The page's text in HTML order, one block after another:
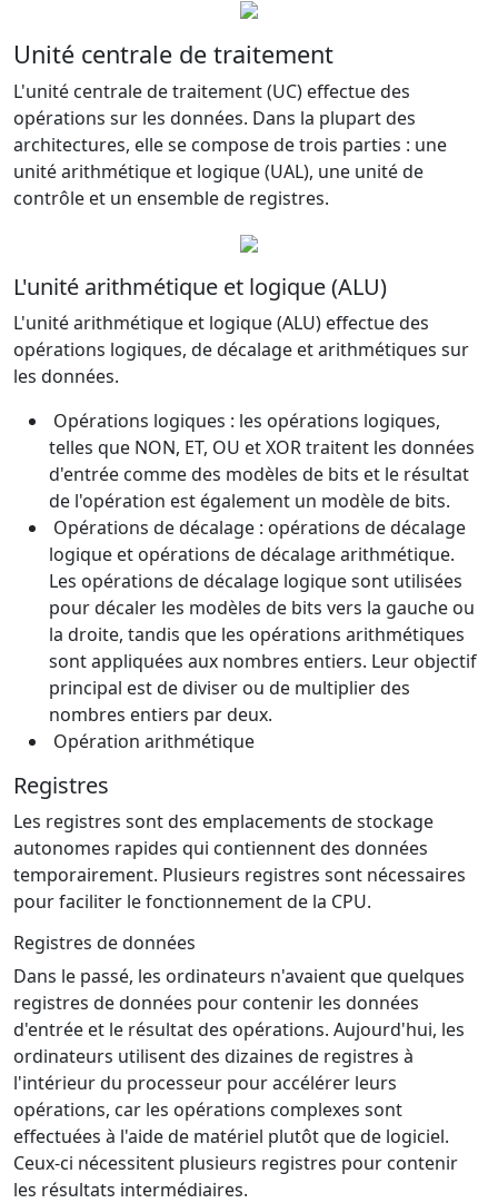
Unité centrale de traitement
L'unité centrale de traitement (UC) effectue des
opérations sur les données. Dans la plupart des
architectures, elle se compose de trois parties : une
unité arithmétique et logique (UAL), une unité de
contrôle et un ensemble de registres.
L'unité arithmétique et logique (ALU)
L'unité arithmétique et logique (ALU) effectue des
opérations logiques, de décalage et arithmétiques sur
les données.
Opérations logiques : les opérations logiques,
telles que NON, ET, OU et XOR traitent les données
d'entrée comme des modèles de bits et le résultat
de l'opération est également un modèle de bits.
Opérations de décalage : opérations de décalage
logique et opérations de décalage arithmétique.
Les opérations de décalage logique sont utilisées
pour décaler les modèles de bits vers la gauche ou
la droite, tandis que les opérations arithmétiques
sont appliquées aux nombres entiers. Leur objectif
principal est de diviser ou de multiplier des
nombres entiers par deux.
Opération arithmétique
Registres
Les registres sont des emplacements de stockage
autonomes rapides qui contiennent des données
temporairement. Plusieurs registres sont nécessaires
pour faciliter le fonctionnement de la CPU.
Registres de données
Dans le passé, les ordinateurs n'avaient que quelques
registres de données pour contenir les données
d'entrée et le résultat des opérations. Aujourd'hui, les
ordinateurs utilisent des dizaines de registres à
l'intérieur du processeur pour accélérer leurs
opérations, car les opérations complexes sont
effectuées à l'aide de matériel plutôt que de logiciel.
Ceux-ci nécessitent plusieurs registres pour contenir
les résultats intermédiaires.